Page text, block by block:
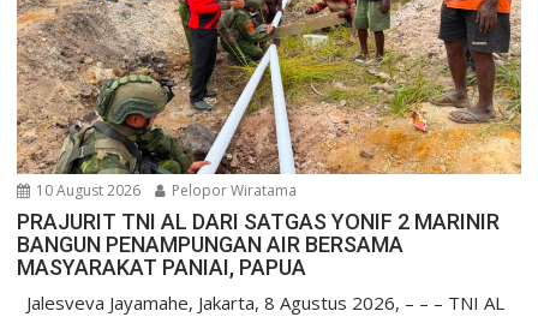
10 August 2026 Pelopor Wiratama
PRAJURIT TNI AL DARI SATGAS YONIF 2 MARINIR
BANGUN PENAMPUNGAN AIR BERSAMA
MASYARAKAT PANIAI, PAPUA
Jalesveva Jayamahe, Jakarta, 8 Agustus 2026, – – – TNI AL